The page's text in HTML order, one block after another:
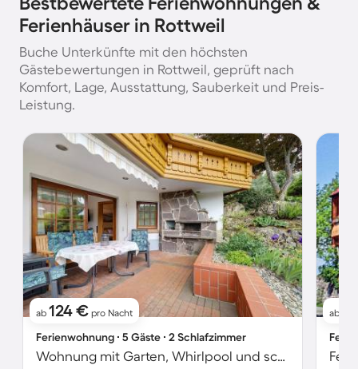
Ferienhäuser in Rottweil
Buche Unterkünfte mit den höchsten
Gästebewertungen in Rottweil, geprüft nach
Komfort, Lage, Ausstattung, Sauberkeit und Preis-
Leistung.
ab 124 € pro Nacht
Ferienwohnung ∙ 5 Gäste ∙ 2 Schlafzimmer
Wohnung mit Garten, Whirlpool und schnellem Internet | Gartenblick | Perfekt für die Arbeit von Zuhause
ab